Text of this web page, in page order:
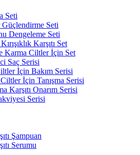
Seti
Seti
Dengeleme Seti
Karşıtı Set
Karma Ciltler İçin Set
Saç Serisi
İçin Bakım Serisi
İçin Tanışma Serisi
Karşıtı Onarım Serisi
Serisi
Şampuan
Serumu